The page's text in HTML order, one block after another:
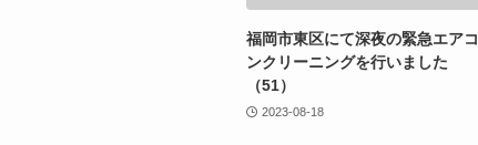
福岡市東区にて深夜の緊急エアコ
ンクリーニングを行いました
（51）
2023-08-18